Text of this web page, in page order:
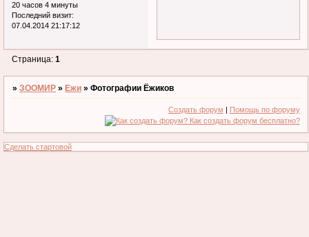
20 часов 4 минуты
Последний визит:
07.04.2014 21:17:12
Страница:1
»ЗООМИР »Ежи »Фотографии Ёжиков
Создать форум Помощь по форуму
Сделать стартовой